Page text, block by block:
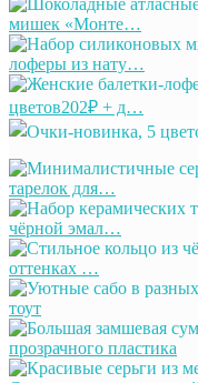
мишек «Монте…
лоферы из нату…
цветов202₽ + д…
тарелок для…
чёрной эмал…
оттенках …
тоут
прозрачного пластика